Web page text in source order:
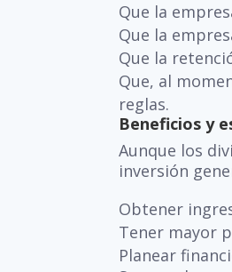
Que la
Que la
Que la
Que, al
reglas.
Beneficios y
Aunque los
inversión
Obtener
Tener mayor
Planear